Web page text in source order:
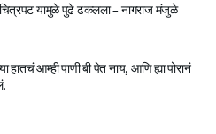
चित्रपट यामुळे पुढे ढकलला – नागराज मंजुळे
हातचं आम्ही पाणी बी पेत नाय, आणि ह्या पोरानं